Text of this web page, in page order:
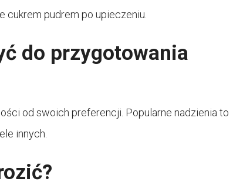
cukrem pudrem po upieczeniu.
do przygotowania
od swoich preferencji. Popularne nadzienia to
innych.